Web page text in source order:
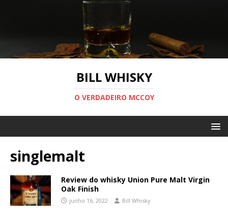
BILL WHISKY
O VERDADEIRO MCCOY
singlemalt
Review do whisky Union Pure Malt Virgin
Oak Finish
junho 16, 2022 Bill Whisky